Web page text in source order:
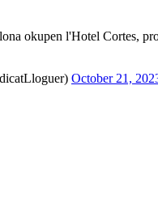
okupen l'Hotel Cortes,
October 21,